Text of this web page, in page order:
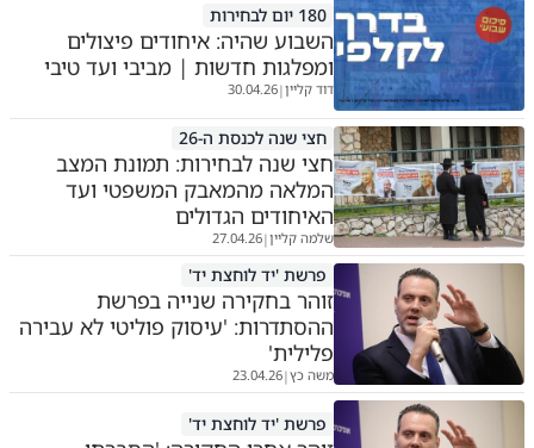
180 יום לבחירות
השבוע שהיה: איחודים פיצולים
ומפלגות חדשות | מביבי ועד טיבי
דוד קליין|
30.04.26
חצי שנה לכנסת ה-26
חצי שנה לבחירות: תמונת המצב
המלאה מהמאבק המשפטי ועד
האיחודים הגדולים
שלמה קליין|
27.04.26
פרשת 'יד לוחצת יד'
זוהר בחקירה שנייה בפרשת
ההסתדרות: 'עיסוק פוליטי לא עבירה
פלילית'
משה כץ|
23.04.26
פרשת 'יד לוחצת יד'